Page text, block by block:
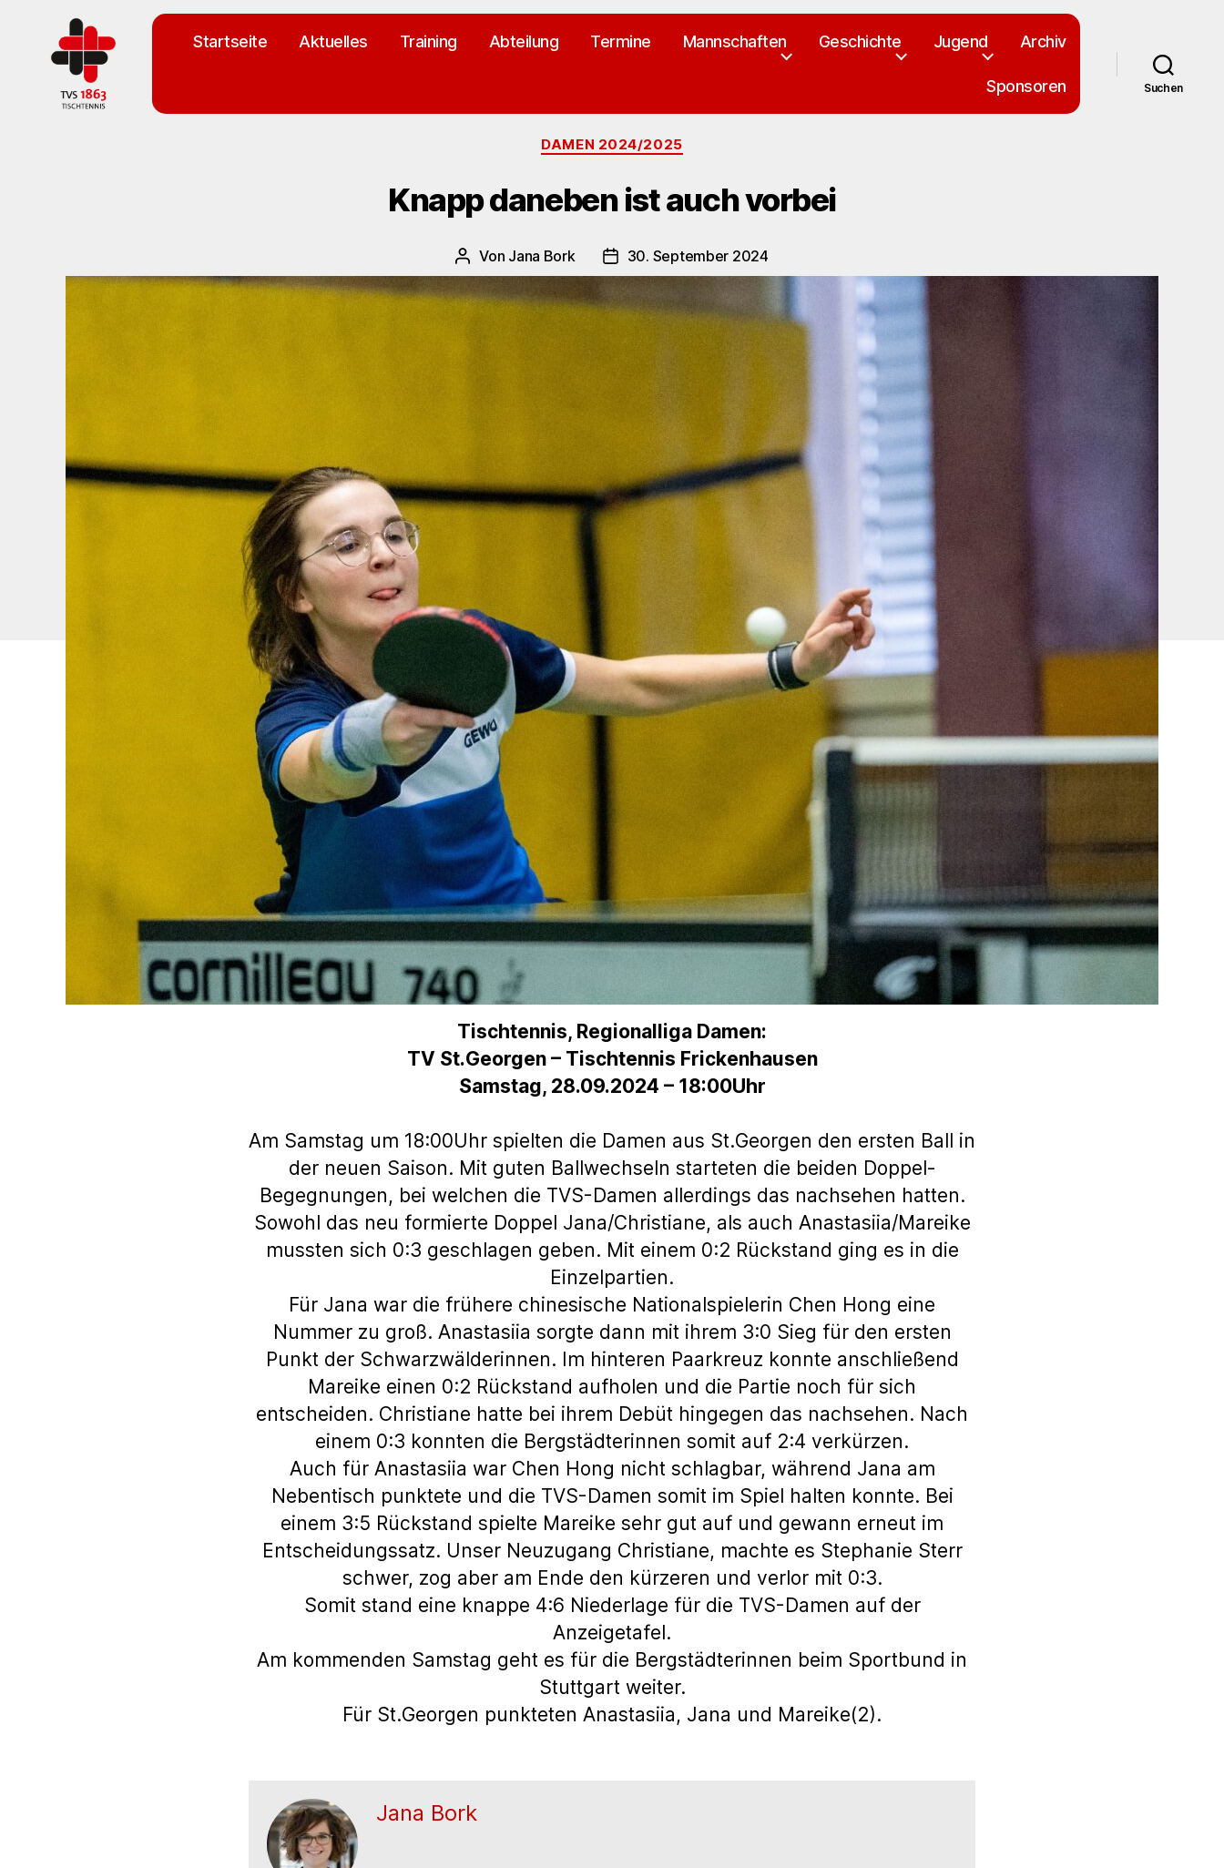
Startseite Aktuelles Training Abteilung Termine Mannschaften Geschichte Jugend Archiv
Sponsoren Suchen
Kategorien
DAMEN 2024/2025
Knapp daneben ist auch vorbei
Beitragsautor
Von Jana Bork Veröffentlichungsdatum
30. September 2024
Tischtennis, Regionalliga Damen:
TV St.Georgen – Tischtennis Frickenhausen
Samstag, 28.09.2024 – 18:00Uhr
Am Samstag um 18:00Uhr spielten die Damen aus St.Georgen den ersten Ball in
der neuen Saison. Mit guten Ballwechseln starteten die beiden Doppel-
Begegnungen, bei welchen die TVS-Damen allerdings das nachsehen hatten.
Sowohl das neu formierte Doppel Jana/Christiane, als auch Anastasiia/Mareike
mussten sich 0:3 geschlagen geben. Mit einem 0:2 Rückstand ging es in die
Einzelpartien.
Für Jana war die frühere chinesische Nationalspielerin Chen Hong eine
Nummer zu groß. Anastasiia sorgte dann mit ihrem 3:0 Sieg für den ersten
Punkt der Schwarzwälderinnen. Im hinteren Paarkreuz konnte anschließend
Mareike einen 0:2 Rückstand aufholen und die Partie noch für sich
entscheiden. Christiane hatte bei ihrem Debüt hingegen das nachsehen. Nach
einem 0:3 konnten die Bergstädterinnen somit auf 2:4 verkürzen.
Auch für Anastasiia war Chen Hong nicht schlagbar, während Jana am
Nebentisch punktete und die TVS-Damen somit im Spiel halten konnte. Bei
einem 3:5 Rückstand spielte Mareike sehr gut auf und gewann erneut im
Entscheidungssatz. Unser Neuzugang Christiane, machte es Stephanie Sterr
schwer, zog aber am Ende den kürzeren und verlor mit 0:3.
Somit stand eine knappe 4:6 Niederlage für die TVS-Damen auf der
Anzeigetafel.
Am kommenden Samstag geht es für die Bergstädterinnen beim Sportbund in
Stuttgart weiter.
Für St.Georgen punkteten Anastasiia, Jana und Mareike(2).
Jana Bork